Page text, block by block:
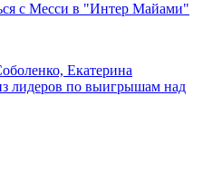
с Месси в "Интер Майами"
Екатерина
лидеров по выигрышам над